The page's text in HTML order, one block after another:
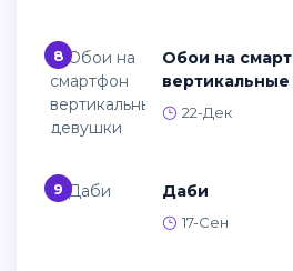
8
Обои на смартфон
22-Дек
9 Даби
17-Сен